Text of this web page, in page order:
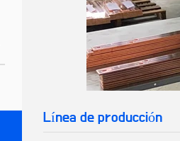
Línea de producción